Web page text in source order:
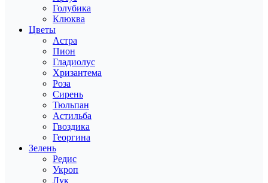
Голубика
Клюква
Цветы
Астра
Пион
Гладиолус
Хризантема
Роза
Сирень
Тюльпан
Астильба
Гвоздика
Георгина
Зелень
Редис
Укроп
Лук